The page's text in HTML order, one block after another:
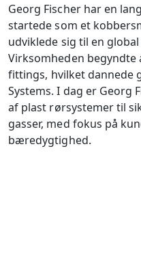
Georg Fischer har en
startede som et
udviklede sig til en
Virksomheden
fittings, hvilket dannede
Systems. I dag er Georg
af plast rørsystemer til
gasser, med fokus på
bæredygtighed.